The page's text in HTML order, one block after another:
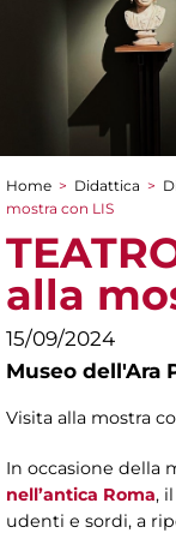
Tu sei qui
Home > Didattica >
mostra con LIS
alla
15/09/2024
Museo dell'Ara
Visita alla mostra
In occasione della
nell’antica Roma,
udenti e sordi, a